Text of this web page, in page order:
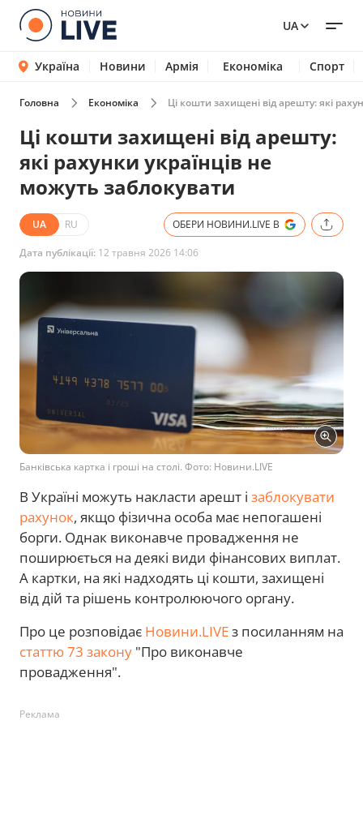
UA
Україна Новини Армія Економіка Спорт
Головна Економіка Ці кошти захищені від арешту: які
Ці кошти захищені від арешту:
які рахунки українців не
можуть заблокувати
UA RU ОБЕРИ НОВИНИ.LIVE В
Дата публікації: 12 травня 2026 14:06
Банківська картка і гроші на столі. Фото: Новини.LIVE
В Україні можуть накласти арешт і заблокувати
рахунок, якщо фізична особа має непогашені
борги. Однак виконавче провадження не
поширюється на деякі види фінансових виплат.
А картки, на які надходять ці кошти, захищені
від дій та рішень контролюючого органу.
Про це розповідає Новини.LIVEз посиланням на
статтю 73 закону "Про виконавче
провадження".
Реклама